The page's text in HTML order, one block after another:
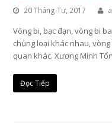
20 Tháng Tư, 2017
Vòng bi, bạc đạn, vòng bi
chủng loại khác nhau,
quan khác. Xương Minh
Đọc Tiếp